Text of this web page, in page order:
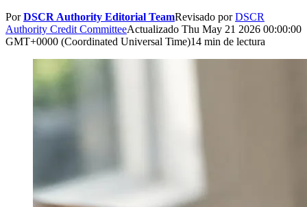
PorDSCR Authority Editorial TeamRevisado porDSCR
Authority Credit CommitteeActualizado Thu May 21 2026 00:00:00
GMT+0000 (Coordinated Universal Time)14 min de lectura